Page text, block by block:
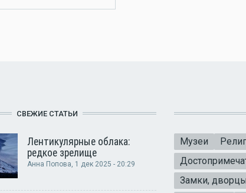
СВЕЖИЕ СТАТЬИ
Лентикулярные облака:
редкое зрелище
Анна Попова , 1 дек 2025 - 20:29
Музеи
Замки,